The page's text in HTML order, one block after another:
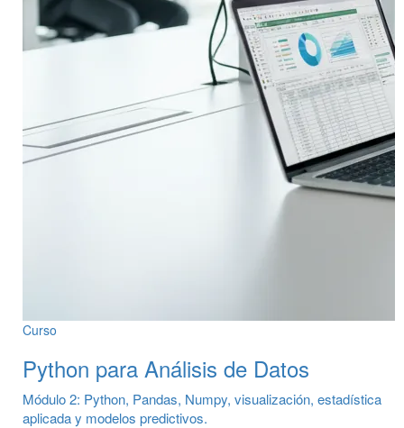
Curso
Python para Análisis de Datos
Módulo 2: Python, Pandas, Numpy, visualización, estadística
aplicada y modelos predictivos.